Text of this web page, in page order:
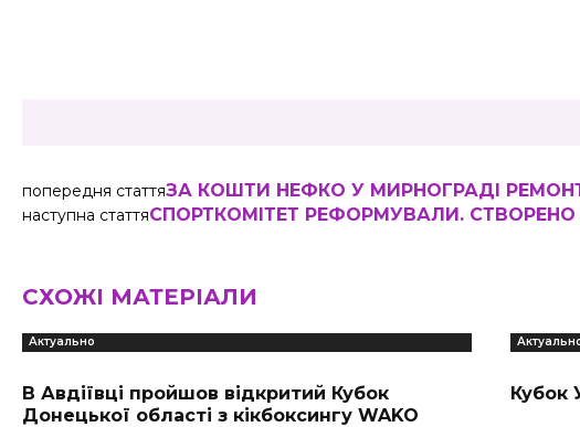
попередня статтяЗА КОШТИ НЕФКО У МИРНОГРАДІ
наступна статтяСПОРТКОМІТЕТ РЕФОРМУВАЛИ. СТВОРЕНО
СХОЖІ МАТЕРІАЛИ
Актуально
В Авдіївці пройшов відкритий Кубок
Донецької області з кікбоксингу WAKO
Кубок